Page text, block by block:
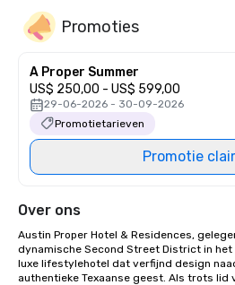
Promoties
A Proper Summer
US$ 250,00 - US$ 599,00
29-06-2026 - 30-09-2026
Promotietarieven
Promotie
Over ons
Austin Proper Hotel & Residences,
dynamische Second Street District in het
luxe lifestylehotel dat verfijnd design
authentieke Texaanse geest. Als trots lid